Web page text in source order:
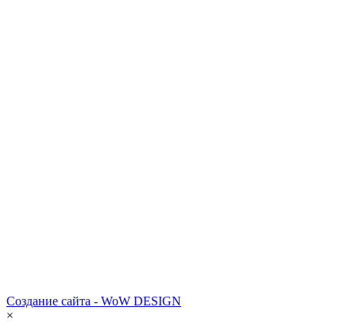
Создание сайта - WoW DESIGN
×